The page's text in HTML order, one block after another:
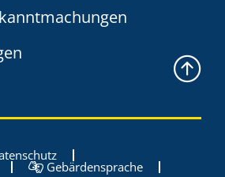
Gebärdensprache